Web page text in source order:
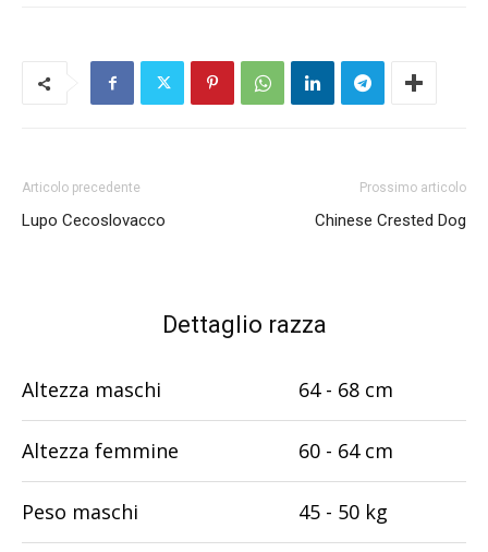
Articolo precedente
Lupo Cecoslovacco
Prossimo articolo
Chinese Crested Dog
Dettaglio razza
Altezza maschi 64 - 68 cm
Altezza femmine 60 - 64 cm
Peso maschi 45 - 50 kg